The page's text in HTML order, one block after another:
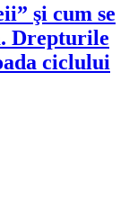
şi cum se
Drepturile
ciclului